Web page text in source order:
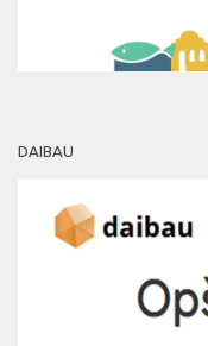
DAIBAU